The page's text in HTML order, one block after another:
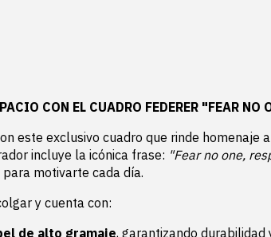
CON EL CUADRO FEDERER "FEAR NO
este exclusivo cuadro que rinde homenaje
incluye la icónica frase: "Fear no one,
motivarte cada día.
y cuenta con:
de alto gramaje, garantizando durabilidad